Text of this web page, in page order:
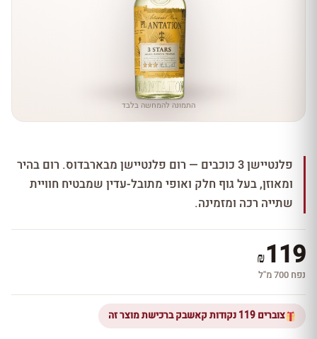
התמונה להמחשה בלבד
פלנטיישן 3 כוכבים — רום פלנטיישן מבארבדוס. רום בהיר
ומאוזן, בעל גוף חלק ואופי מתובל-עדין שמבטיח חוויית
שתייה רכה ומזמינה.
₪119
נפח 700 מ''ל
צוברים 119 נקודות קאשבק ברכישת מוצר זה